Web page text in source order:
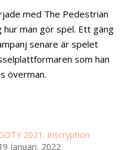
med The Pedestrian
man gör spel. Ett gäng
senare är spelet
som han
överman.
2021: Inscryption
januari, 2022